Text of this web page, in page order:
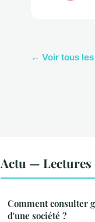
← Voir tous
Actu — Lectures
Comment consulter
d'une société ?